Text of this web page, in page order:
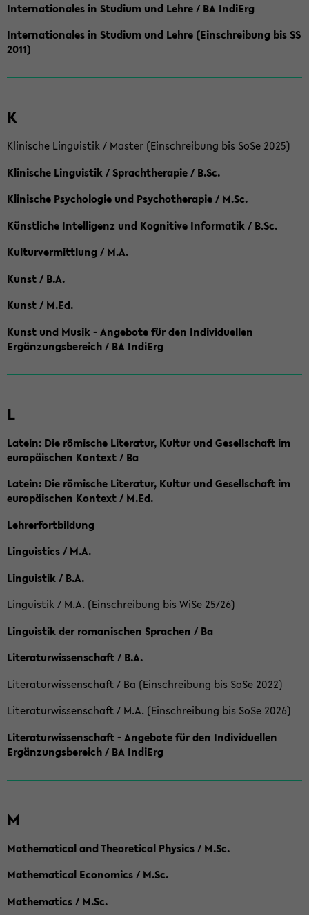
Internationales in Studium und Lehre / BA IndiErg
Internationales in Studium und Lehre (Einschreibung bis SS
2011)
K
Klinische Linguistik / Master (Einschreibung bis SoSe 2025)
Klinische Linguistik / Sprachtherapie / B.Sc.
Klinische Psychologie und Psychotherapie / M.Sc.
Künstliche Intelligenz und Kognitive Informatik / B.Sc.
Kulturvermittlung / M.A.
Kunst / B.A.
Kunst / M.Ed.
Kunst und Musik - Angebote für den Individuellen
Ergänzungsbereich / BA IndiErg
L
Latein: Die römische Literatur, Kultur und Gesellschaft im
europäischen Kontext / Ba
Latein: Die römische Literatur, Kultur und Gesellschaft im
europäischen Kontext / M.Ed.
Lehrerfortbildung
Linguistics / M.A.
Linguistik / B.A.
Linguistik / M.A. (Einschreibung bis WiSe 25/26)
Linguistik der romanischen Sprachen / Ba
Literaturwissenschaft / B.A.
Literaturwissenschaft / Ba (Einschreibung bis SoSe 2022)
Literaturwissenschaft / M.A. (Einschreibung bis SoSe 2026)
Literaturwissenschaft - Angebote für den Individuellen
Ergänzungsbereich / BA IndiErg
M
Mathematical and Theoretical Physics / M.Sc.
Mathematical Economics / M.Sc.
Mathematics / M.Sc.